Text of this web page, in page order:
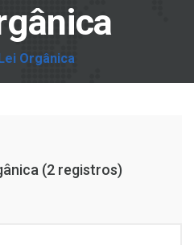
Orgânica
(2 registros)